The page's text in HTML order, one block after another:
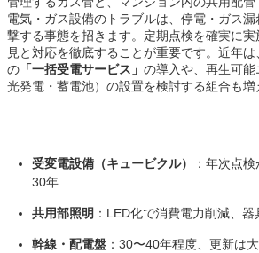
電気・ガス設備のトラブルは、停電・ガス
撃する事態を招きます。定期点検を確実に
見と対応を徹底することが重要です。近年
の 「一括受電サービス」 の導入や、再生可
光発電・蓄電池）の設置を検討する組合も増
受変電設備（キュービクル）
：年次点
30年
共用部照明 ：LED化で消費電力削減、
幹線・配電盤 ：30〜40年程度、更新は